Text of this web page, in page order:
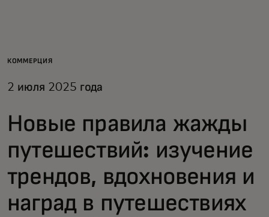
Для бизнеса
Для новаторов
Новости и тренды
КОММЕРЦИЯ
2 июля 2025 года
Новые правила жажды
путешествий: изучение
трендов, вдохновения и
наград в путешествиях